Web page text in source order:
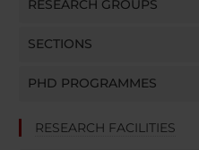
RESEARCH GROUPS
SECTIONS
PHD PROGRAMMES
RESEARCH FACILITIES